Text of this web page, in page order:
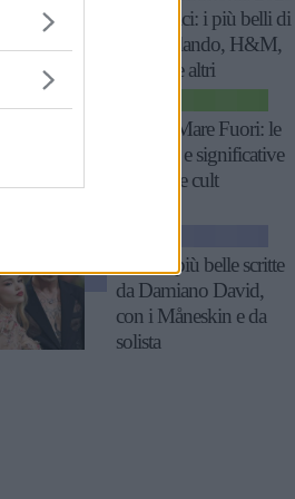
economici: i più belli di
Zara, Zalando, H&M,
Mango e altri
Frasi di Mare Fuori: le
più belle e significative
della serie cult
Le frasi più belle scritte
da Damiano David,
con i Måneskin e da
solista